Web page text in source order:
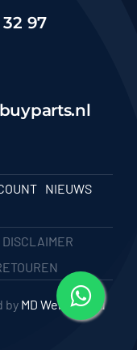
32 97
NIEUWS
DISCLAIMER
by MD Webbureau